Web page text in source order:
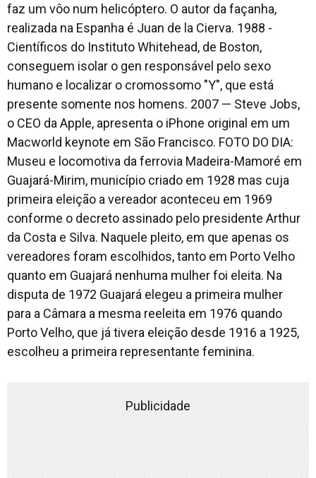
faz um vôo num helicóptero. O autor da façanha,
realizada na Espanha é Juan de la Cierva. 1988 -
Científicos do Instituto Whitehead, de Boston,
conseguem isolar o gen responsável pelo sexo
humano e localizar o cromossomo "Y", que está
presente somente nos homens. 2007 — Steve Jobs,
o CEO da Apple, apresenta o iPhone original em um
Macworld keynote em São Francisco. FOTO DO DIA:
Museu e locomotiva da ferrovia Madeira-Mamoré em
Guajará-Mirim, município criado em 1928 mas cuja
primeira eleição a vereador aconteceu em 1969
conforme o decreto assinado pelo presidente Arthur
da Costa e Silva. Naquele pleito, em que apenas os
vereadores foram escolhidos, tanto em Porto Velho
quanto em Guajará nenhuma mulher foi eleita. Na
disputa de 1972 Guajará elegeu a primeira mulher
para a Câmara a mesma reeleita em 1976 quando
Porto Velho, que já tivera eleição desde 1916 a 1925,
escolheu a primeira representante feminina.
Publicidade